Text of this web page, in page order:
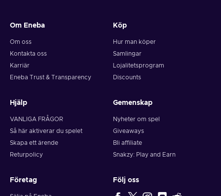
Om Eneba
Om oss
Kontakta oss
Karriär
Eneba Trust & Transparency
Köp
Hur man köper
Samlingar
Lojalitetsprogram
Discounts
Hjälp
VANLIGA FRÅGOR
Så här aktiverar du spelet
Skapa ett ärende
Returpolicy
Gemenskap
Nyheter om spel
Giveaways
Bli affiliate
Snakzy: Play and Earn
Företag Följ oss